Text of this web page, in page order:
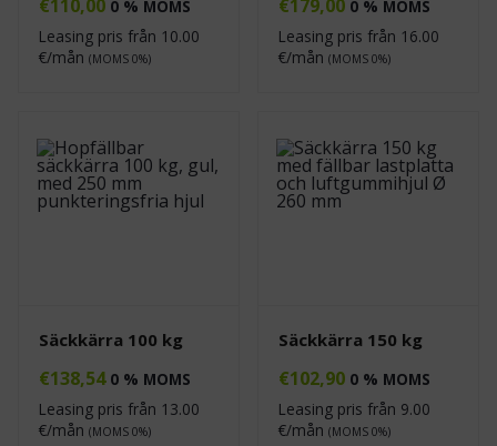
€110,00 0 % MOMS
Leasing pris från 10.00
€/mån (MOMS 0%)
€179,00 0 % MOMS
Leasing pris från 16.00
€/mån (MOMS 0%)
Säckkärra 100 kg
€138,54 0 % MOMS
Leasing pris från 13.00
€/mån (MOMS 0%)
Säckkärra 150 kg
€102,90 0 % MOMS
Leasing pris från 9.00
€/mån (MOMS 0%)